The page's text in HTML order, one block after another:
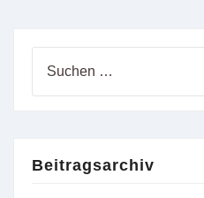
Beitragsarchiv